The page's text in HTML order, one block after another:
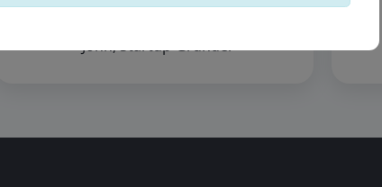
Changer.“
- John, Startup-Gründer